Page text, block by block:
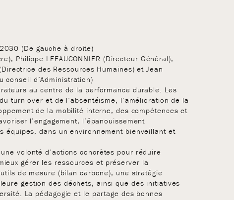
(De gauche à droite)
Philippe LEFAUCONNIER (Directeur Général),
(Directrice des Ressources Humaines) et Jean
conseil d’Administration)
au centre de la performance durable. Les
turn-over et de l’absentéisme, l’amélioration de la
de la mobilité interne, des compétences et
l’engagement, l’épanouissement
équipes, dans un environnement bienveillant et
volonté d’actions concrètes pour réduire
gérer les ressources et préserver la
de mesure (bilan carbone), une stratégie
gestion des déchets, ainsi que des initiatives
La pédagogie et le partage des bonnes